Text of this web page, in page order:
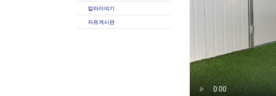
칼라이야기
자유게시판